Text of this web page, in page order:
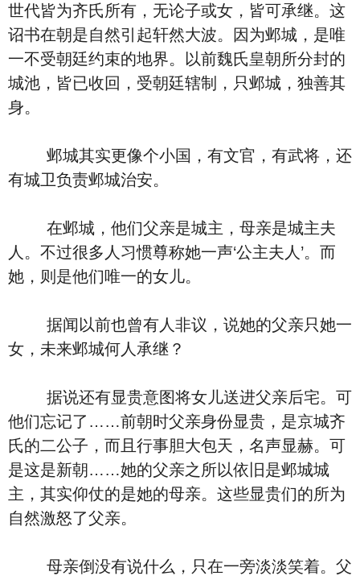
世代皆为齐氏所有，无论子或女，皆可承继。这
诏书在朝是自然引起轩然大波。因为邺城，是唯
一不受朝廷约束的地界。以前魏氏皇朝所分封的
城池，皆已收回，受朝廷辖制，只邺城，独善其
身。
邺城其实更像个小国，有文官，有武将，还
有城卫负责邺城治安。
在邺城，他们父亲是城主，母亲是城主夫
人。不过很多人习惯尊称她一声‘公主夫人’。而
她，则是他们唯一的女儿。
据闻以前也曾有人非议，说她的父亲只她一
女，未来邺城何人承继？
据说还有显贵意图将女儿送进父亲后宅。可
他们忘记了……前朝时父亲身份显贵，是京城齐
氏的二公子，而且行事胆大包天，名声显赫。可
是这是新朝……她的父亲之所以依旧是邺城城
主，其实仰仗的是她的母亲。这些显贵们的所为
自然激怒了父亲。
母亲倒没有说什么，只在一旁淡淡笑着。父